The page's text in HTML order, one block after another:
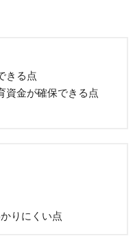
きる点
資金が確保できる点
りにくい点